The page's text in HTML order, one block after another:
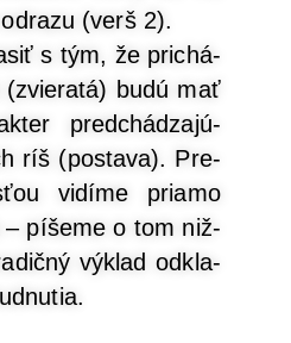
(verš 2).
s tým, že pri­chá­
budú mať
pred­chá­dza­jú­
ríš (posta­va). Pre­
vidí­me pria­mo
– píše­me o tom niž­
výklad odkla­